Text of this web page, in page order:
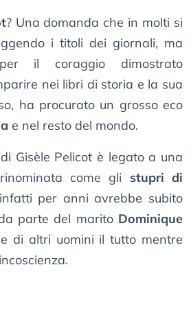
? Una domanda che in molti si
i titoli dei giornali, ma
il coraggio dimostrato
nei libri di storia e la sua
ha procurato un grosso eco
e nel resto del mondo.
Gisèle Pelicot è legato a una
come gli stupri di
per anni avrebbe subito
parte del marito Dominique
di altri uomini il tutto mentre